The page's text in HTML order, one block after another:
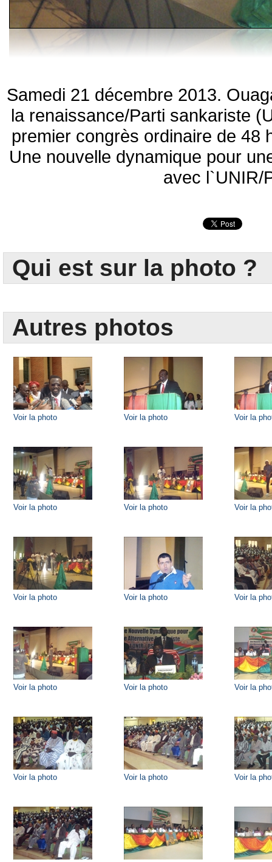
Samedi 21 décembre 2013.
la renaissance/Parti sankariste
premier congrès ordinaire de 48
Une nouvelle dynamique pour
avec l`UNIR/
Qui est sur la photo ?
Autres photos
Voir la photo Voir la photo Voir la
Voir la photo Voir la photo Voir la
Voir la photo Voir la photo Voir la
Voir la photo Voir la photo Voir la
Voir la photo Voir la photo Voir la